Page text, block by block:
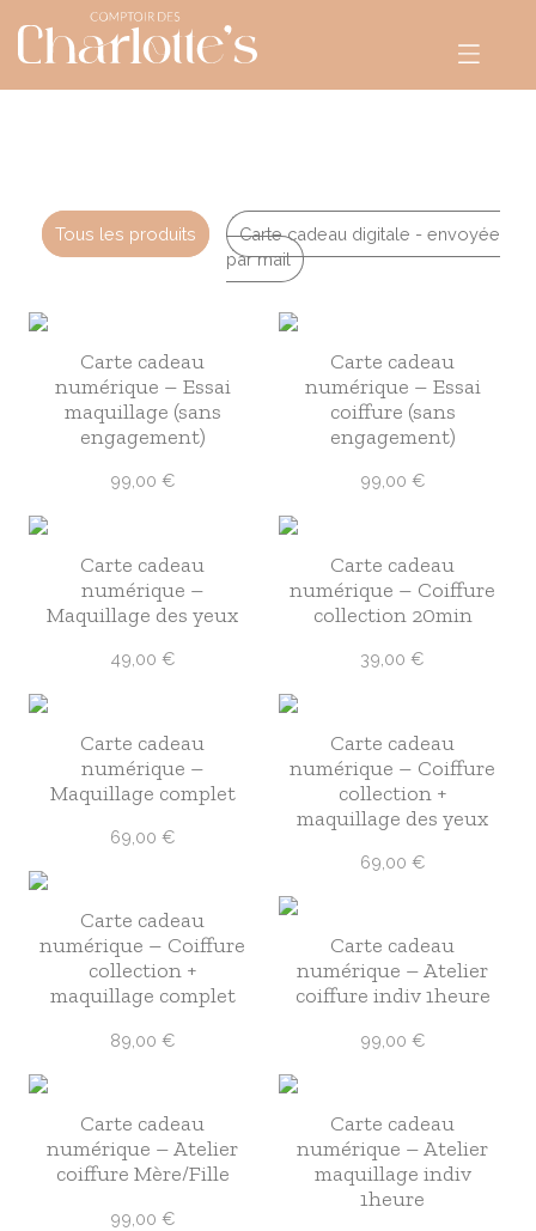
+
MARIAGE
E-SHOP
RENDEZ-VOUS
Tous les produits
Carte cadeau digitale - envoyée
par mail
Carte cadeau
numérique – Essai
maquillage (sans
engagement)
99,00 €
Carte cadeau
numérique – Essai
coiffure (sans
engagement)
99,00 €
Carte cadeau
numérique –
Maquillage des yeux
49,00 €
Carte cadeau
numérique – Coiffure
collection 20min
39,00€
Carte cadeau
numérique –
Maquillage complet
69,00 €
Carte cadeau
numérique – Coiffure
collection +
maquillage des yeux
69,00 €
Carte cadeau
numérique – Coiffure
collection +
maquillage complet
89,00 €
Carte cadeau
numérique – Atelier
coiffure indiv 1heure
99,00 €
Carte cadeau
numérique – Atelier
coiffure Mère/Fille
99,00 €
Carte cadeau
numérique – Atelier
maquillage indiv
1heure